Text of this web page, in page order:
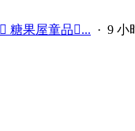
 糖果屋童品... · 9 小